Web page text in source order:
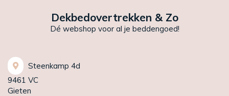
Dekbedovertrekken & Zo
Dé webshop voor al je beddengoed!
Steenkamp 4d
9461 VC
Gieten